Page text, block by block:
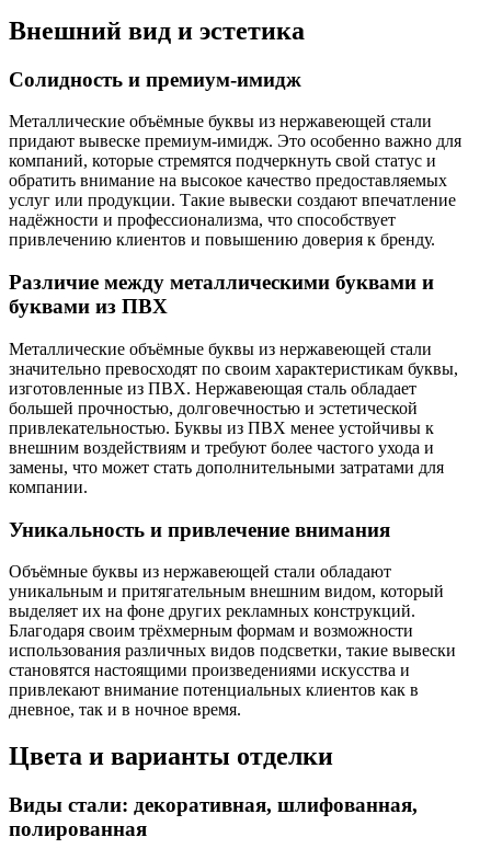
Внешний вид и эстетика
Солидность и премиум-имидж
Металлические объёмные буквы из нержавеющей стали
придают вывеске премиум-имидж. Это особенно важно для
компаний, которые стремятся подчеркнуть свой статус и
обратить внимание на высокое качество предоставляемых
услуг или продукции. Такие вывески создают впечатление
надёжности и профессионализма, что способствует
привлечению клиентов и повышению доверия к бренду.
Различие между металлическими буквами и
буквами из ПВХ
Металлические объёмные буквы из нержавеющей стали
значительно превосходят по своим характеристикам буквы,
изготовленные из ПВХ. Нержавеющая сталь обладает
большей прочностью, долговечностью и эстетической
привлекательностью. Буквы из ПВХ менее устойчивы к
внешним воздействиям и требуют более частого ухода и
замены, что может стать дополнительными затратами для
компании.
Уникальность и привлечение внимания
Объёмные буквы из нержавеющей стали обладают
уникальным и притягательным внешним видом, который
выделяет их на фоне других рекламных конструкций.
Благодаря своим трёхмерным формам и возможности
использования различных видов подсветки, такие вывески
становятся настоящими произведениями искусства и
привлекают внимание потенциальных клиентов как в
дневное, так и в ночное время.
Цвета и варианты отделки
Виды стали: декоративная, шлифованная,
полированная